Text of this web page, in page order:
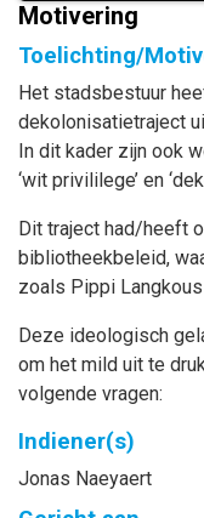
Motivering
Toelichting/
Het stadsbestuur
dekolonisatietraject
In dit kader zijn ook
‘wit privililege’ en
Dit traject had/heeft
bibliotheekbeleid,
zoals Pippi Langkous
Deze ideologisch
om het mild uit te
volgende vragen:
Indiener(s)
Jonas Naeyaert